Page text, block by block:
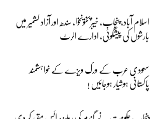
اسلام آباد، پنجاب، خیبرپختونخوا، سندھ اور آزاد کشمیر میں
بارشوں کی پیشگوئی، ادارے الرٹ
سعودی عرب کے ورک ویزے کے خواہشمند
پاکستانی ہوشیار ہوجائیں !